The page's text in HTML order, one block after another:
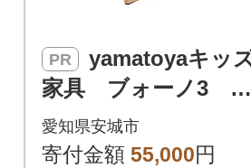
PR
家具 ブォーノ3 キ
ッズデスク&チェア
愛知県安城市
寄付金額 55,000円